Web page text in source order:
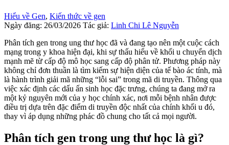
Hiểu về Gen, Kiến thức về gen
Ngày đăng: 26/03/2026 Tác giả: Linh Chi Lê Nguyễn
Phân tích gen trong ung thư học đã và đang tạo nên một cuộc cách
mạng trong y khoa hiện đại, khi sự thấu hiểu về khối u chuyển dịch
mạnh mẽ từ cấp độ mô học sang cấp độ phân tử. Phương pháp này
không chỉ đơn thuần là tìm kiếm sự hiện diện của tế bào ác tính, mà
là hành trình giải mã những “lỗi sai” trong mã di truyền. Thông qua
việc xác định các dấu ấn sinh học đặc trưng, chúng ta đang mở ra
một kỷ nguyên mới của y học chính xác, nơi mỗi bệnh nhân được
điều trị dựa trên đặc điểm di truyền độc nhất của chính khối u đó,
thay vì áp dụng những phác đồ chung cho tất cả mọi người.
Phân tích gen trong ung thư học là gì?